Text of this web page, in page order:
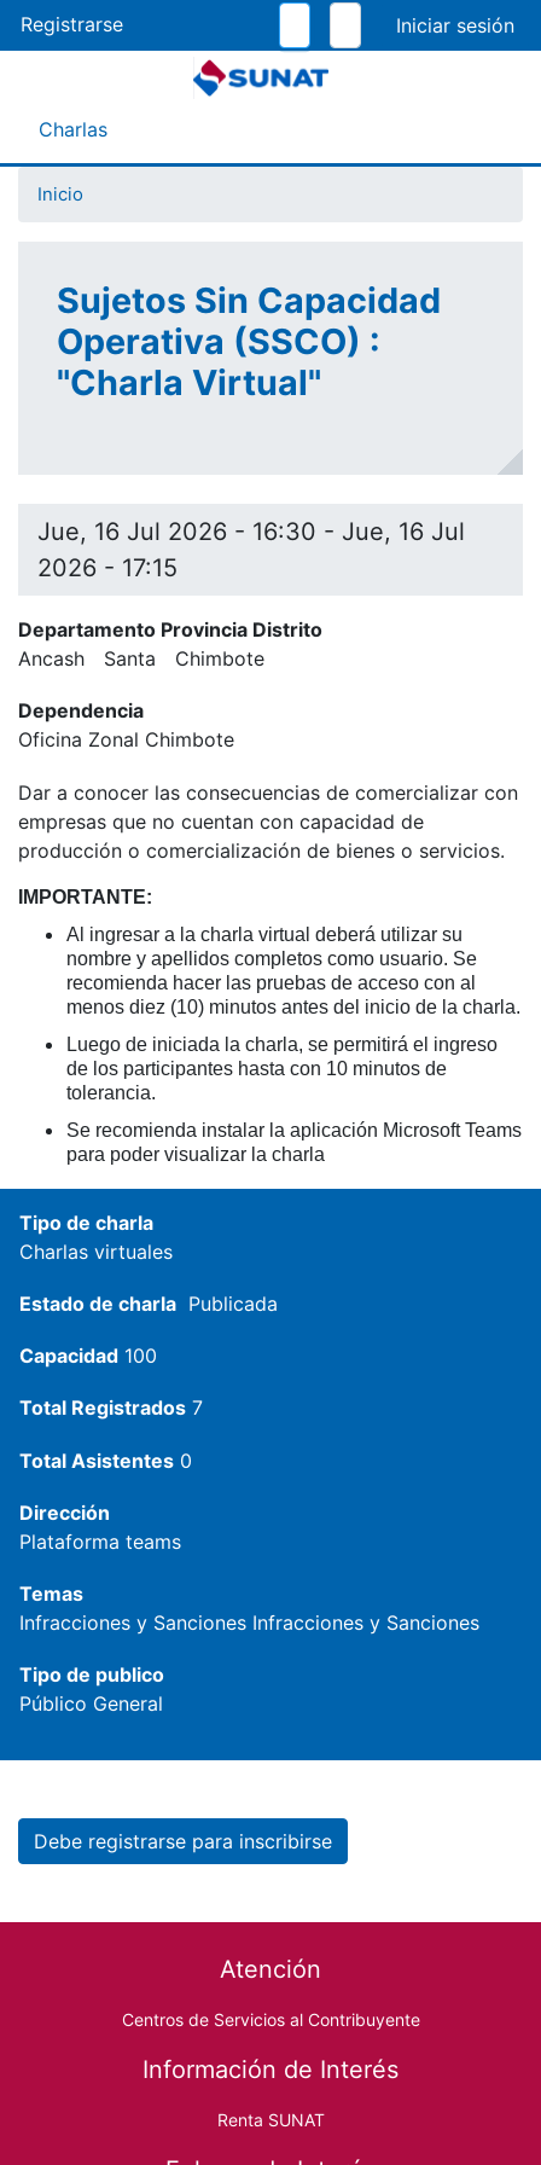
al
contenido
Registrarse
Menú Asistente
Charlas
Inicio
Sujetos Sin Capacidad
Operativa (SSCO) :
"Charla Virtual"
Jue, 16 Jul 2026 - 16:30 - Jue, 16 Jul
2026 - 17:15
Departamento Provincia Distrito
Ancash
Santa Chimbote
Dependencia
Oficina Zonal Chimbote
Dar a conocer las consecuencias de comercializar con
empresas que no cuentan con capacidad de
producción o comercialización de bienes o servicios.
IMPORTANTE:
Al ingresar a la charla virtual deberá utilizar su
nombre y apellidos completos como usuario. Se
recomienda hacer las pruebas de acceso con al
menos diez (10) minutos antes del inicio de la charla.
Luego de iniciada la charla, se permitirá el ingreso
de los participantes hasta con 10 minutos de
tolerancia.
Se recomienda instalar la aplicación Microsoft Teams
para poder visualizar la charla
Tipo de charla
Charlas virtuales
Estado de charla Publicada
Capacidad 100
Total Registrados 7
Total Asistentes 0
Dirección
Plataforma teams
Temas
Infracciones y Sanciones Infracciones y Sanciones
Tipo de publico
Público General
Debe registrarse para inscribirse
Atención
Centros de Servicios al Contribuyente
Información de Interés
Renta SUNAT